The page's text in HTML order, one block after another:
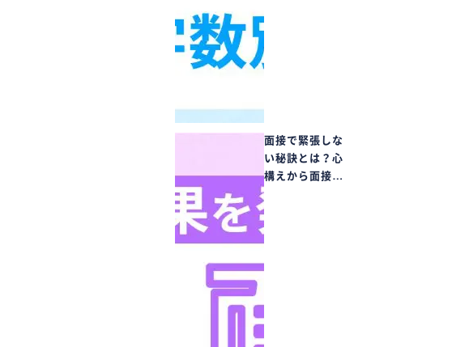
面接で緊張しな
い秘訣とは？心
構えから面接…